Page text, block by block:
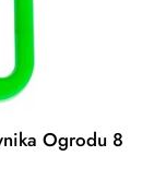
Ogrodu 8